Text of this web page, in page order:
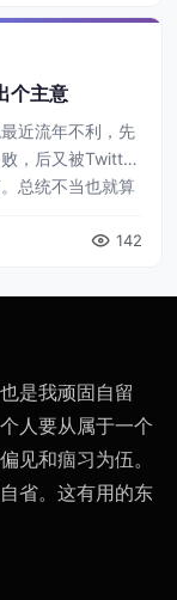
个主意
近流年不利，先
，后又被Twitter
总统不当也就算
不得憋死啊！ 好
142
是我顽固自留
人要从属于一个
见和痼习为伍。
省。这有用的东